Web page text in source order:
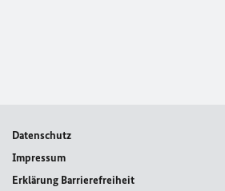
Datenschutz
Impressum
Erklärung Barrierefreiheit